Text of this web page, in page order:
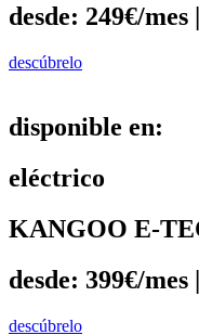
desde: 249€/mes
descúbrelo
disponible en:
eléctrico
KANGOO E-
desde: 399€/mes
descúbrelo